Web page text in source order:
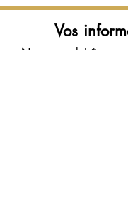
Vos
Nom complet